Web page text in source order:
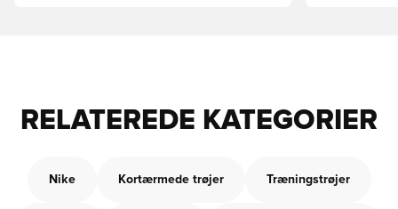
RELATEREDE KATEGORIER
Nike Kortærmede trøjer Træningstrøjer